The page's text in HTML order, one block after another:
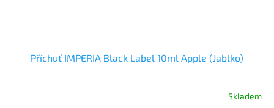
Příchuť IMPERIA Black Label 10ml Apple (Jablko)
Skladem